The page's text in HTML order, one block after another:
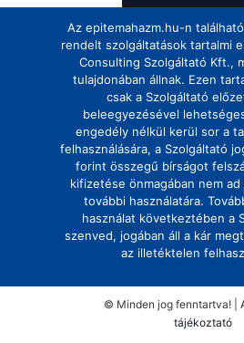
Az epitemahazm.hu-n
rendelt szolgáltatások tartalmi
Consulting Szolgáltató Kft.,
tulajdonában állnak. Ezen
csak a Szolgáltató
beleegyezésével
engedély nélkül kerül sor a
felhasználására, a Szolgáltató
forint összegű bírságot
kifizetése önmagában nem
további használatára.
használat következtében a
szenved, jogában áll a kár
az illetéktelen
© Minden jog fenntartva! |
tájékoztató